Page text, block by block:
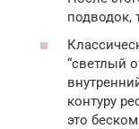
подводок,
“светлый
контуру
это